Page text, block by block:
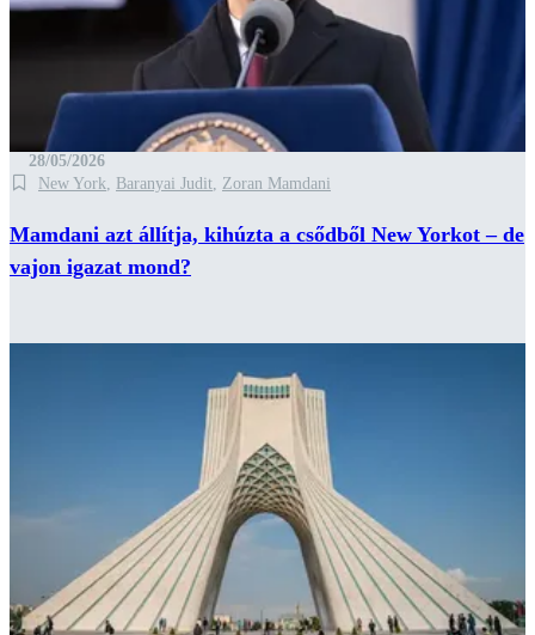
28/05/2026
New York
Baranyai Judit Zoran Mamdani
Mamdani azt állítja, kihúzta a csődből New Yorkot – de
vajon igazat mond?